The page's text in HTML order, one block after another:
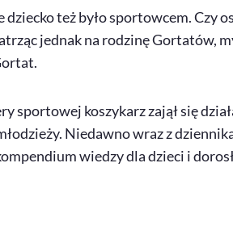
dziecko też było sportowcem. Czy
jednak na rodzinę Gortatów,
sportowej koszykarz zajął się
Niedawno wraz z
wiedzy dla dzieci i